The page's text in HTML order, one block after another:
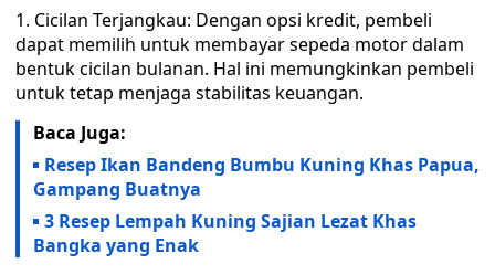
1. Cicilan Terjangkau: Dengan opsi kredit, pembeli
dapat memilih untuk membayar sepeda motor dalam
bentuk cicilan bulanan. Hal ini memungkinkan pembeli
untuk tetap menjaga stabilitas keuangan.
Baca Juga:
Resep Ikan Bandeng Bumbu Kuning Khas Papua,
Gampang Buatnya
3 Resep Lempah Kuning Sajian Lezat Khas
Bangka yang Enak